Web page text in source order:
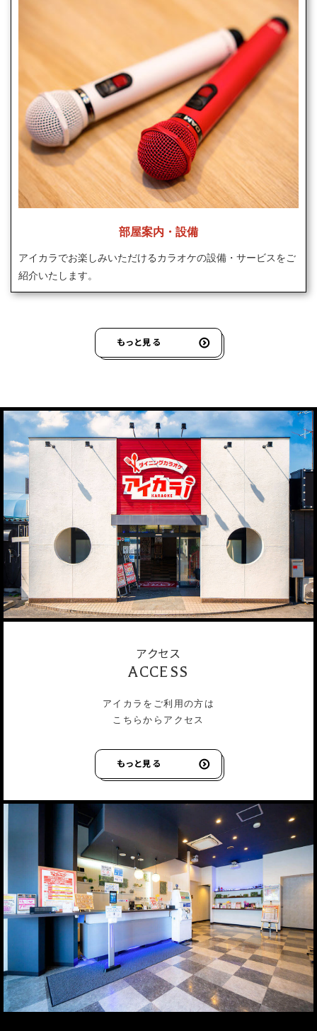
部屋案内・設備
アイカラでお楽しみいただけるカラオケの設備・サービスをご
紹介いたします。
もっと見る
アクセス
ACCESS
アイカラをご利用の方は
こちらからアクセス
もっと見る